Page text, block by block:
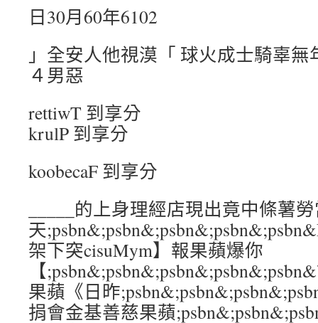
日30月60年6102
」全安人他視漠「 球火成士騎辜
４男惡
rettiwT 到享分
krulP 到享分
koobecaF 到享分
_____的上身理經店現出竟中條薯
天
架下突cisuMym】報果蘋爆你
【
果蘋《日昨
捐會金基善慈果蘋